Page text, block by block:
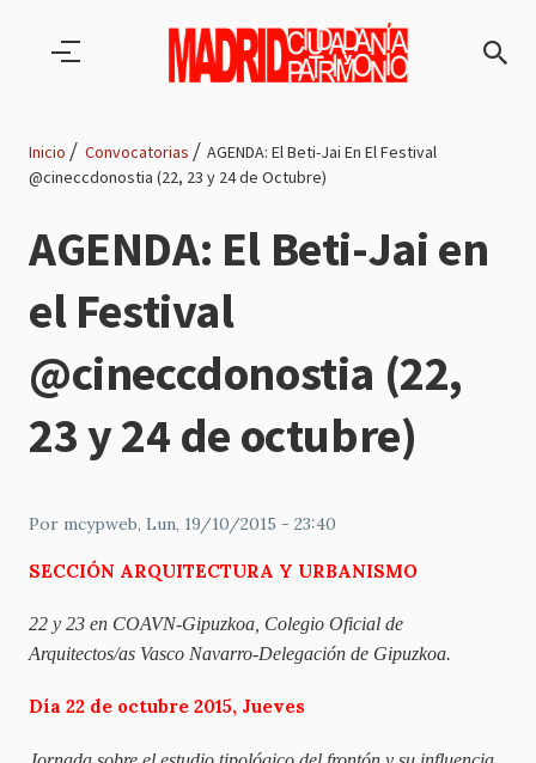
de
navegación
Inicio Convocatorias
AGENDA: El Beti-Jai En El Festival
@cineccdonostia (22, 23 y 24 de Octubre)
AGENDA: El Beti-Jai en
el Festival
@cineccdonostia (22,
23 y 24 de octubre)
Por mcypweb, Lun, 19/10/2015 - 23:40
SECCIÓN ARQUITECTURA Y URBANISMO
22 y 23 en COAVN-Gipuzkoa, Colegio Oficial de
Arquitectos/as Vasco Navarro-Delegación de Gipuzkoa.
Día 22 de octubre 2015, Jueves